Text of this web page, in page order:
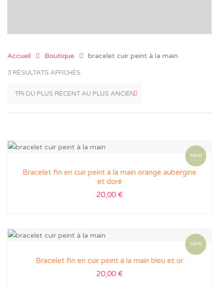
Accueil Boutique bracelet cuir peint à la main
3 RÉSULTATS AFFICHÉS
NEW
Bracelet fin en cuir peint à la main orange aubergine
et doré
20,00 €
NEW
Bracelet fin en cuir peint à la main bleu et or
20,00 €